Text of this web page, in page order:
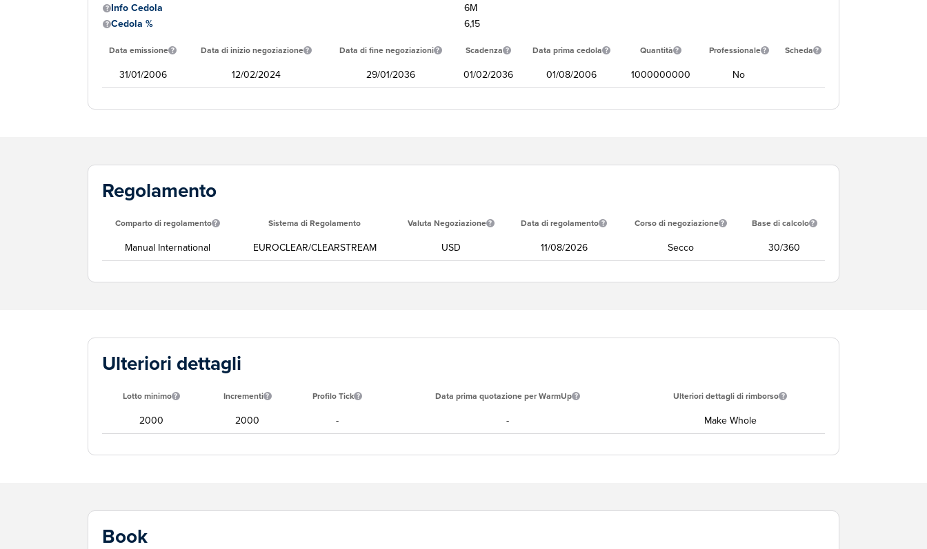
Info Cedola
6M
Cedola %
6,15
Data emissione Data di inizio negoziazione Data di fine negoziazioni Scadenza Data prima cedola Quantità Professionale Scheda
31/01/2006 12/02/2024 29/01/2036 01/02/2036 01/08/2006 1000000000 No
Regolamento
Comparto di regolamento Sistema di Regolamento Valuta Negoziazione Data di regolamento Corso di negoziazione Base di calcolo
Manual International EUROCLEAR/CLEARSTREAM USD 11/08/2026 Secco 30/360
Ulteriori dettagli
Lotto minimo Incrementi Profilo Tick Data prima quotazione per WarmUp Ulteriori dettagli di rimborso
2000 2000 - - Make Whole
Book